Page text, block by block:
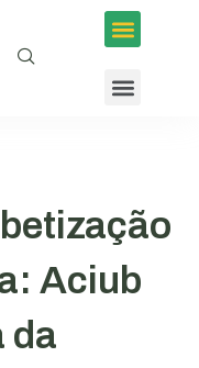
Aciub
da